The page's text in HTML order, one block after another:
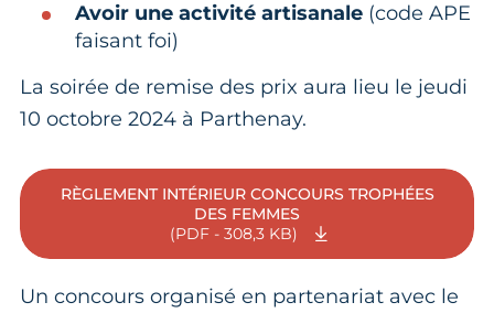
Avoir une activité artisanale (code APE
faisant foi)
La soirée de remise des prix aura lieu le jeudi
10 octobre 2024 à Parthenay.
RÈGLEMENT INTÉRIEUR CONCOURS TROPHÉES
DES FEMMES
(PDF - 308,3 KB)
Un concours organisé en partenariat avec le